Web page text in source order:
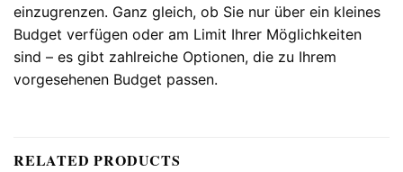
einzugrenzen. Ganz gleich, ob Sie nur über ein kleines
Budget verfügen oder am Limit Ihrer Möglichkeiten
sind – es gibt zahlreiche Optionen, die zu Ihrem
vorgesehenen Budget passen.
RELATED PRODUCTS